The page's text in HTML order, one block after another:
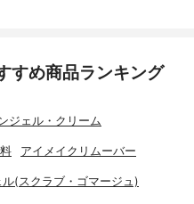
すめ商品ランキング
ジェル・クリーム
アイメイクリムーバー
ル(スクラブ・ゴマージュ)